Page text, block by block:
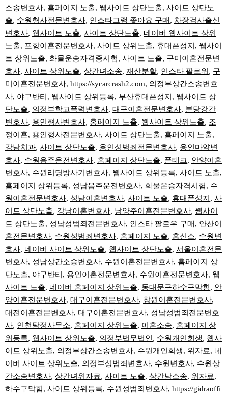
소송변호사, 홈페이지 노출, 웹사이트 상단노출, 사이트 상단노
출, 수원형사전문변호사, 인스타그램 좋아요 구매 , 차장검사출신
변호사, 웹사이트 노출, 사이트 상단노출, 네이버 웹사이트 상위
노출, 포항이혼전문변호사, 사이트 상위노출, 휴대폰성지 , 웹사이
트 상위노출, 화물운송자격증시험, 사이트 노출, 구미이혼전문변
호사, 사이트 상위노출, 상간녀소송, 재산분할, 인스타 팔로워 , 구
미이혼전문변호사, https://sycarcrash2.com, 의정부상간소송변호
사, 야구반티 , 웹사이트 상위등록, 부산휴대폰성지 , 웹사이트 상
단노출, 의정부학교폭력변호사, 대구이혼전문변호사, 분당강간
변호사, 용인형사변호사, 홈페이지 노출, 웹사이트 상위노출, 조
정이혼, 용인형사전문변호사, 사이트 상단노출, 홈페이지 노출,
강남치과, 사이트 상단노출, 용인성범죄전문변호사, 용인마약변
호사, 수원음주운전변호사, 홈페이지 상단노출, 폰테크, 안양이혼
변호사, 수원리딩방사기변호사, 웹사이트 상위등록, 사이트 노출,
홈페이지 상위등록, 성남음주운전변호사, 화물운송자격시험, 수
원이혼전문변호사, 성남이혼변호사, 사이트 노출, 휴대폰성지 , 사
이트 상단노출, 강남이혼변호사, 남양주이혼전문변호사, 웹사이
트 상단노출, 성남성범죄전문변호사, 인스타 팔로우 구매 , 안산이
혼전문변호사, 수원성범죄변호사, 홈페이지 노출, 흥신소, 수원변
호사, 네이버 사이트 상위노출, 웹사이트 상단노출, 서울이혼전문
변호사, 성남상간소송변호사, 수원이혼전문변호사, 홈페이지 상
단노출, 야구반티 , 용인이혼전문변호사, 수원이혼전문변호사, 웹
사이트 노출, 네이버 홈페이지 상위노출, 동대문구하수구막힘, 안
양이혼전문변호사, 대구이혼전문변호사, 창원이혼전문변호사,
대전이혼전문변호사, 대구이혼전문변호사, 성남성범죄전문변호
사, 인천탐정사무소, 홈페이지 상위노출, 이혼소송, 홈페이지 상
위등록, 웹사이트 상위노출, 의정부법무법인 , 수원개인회생, 웹사
이트 상위노출, 의정부상간소송변호사, 수원개인회생, 위자료, 네
이버 사이트 상위노출, 의정부성범죄변호사, 수원변호사, 수원상
간소송변호사, 상간녀위자료, 사이트 노출, 상간남소송, 위자료,
하수구막힘, 사이트 상위등록, 수원성범죄변호사, https://gidraoffi